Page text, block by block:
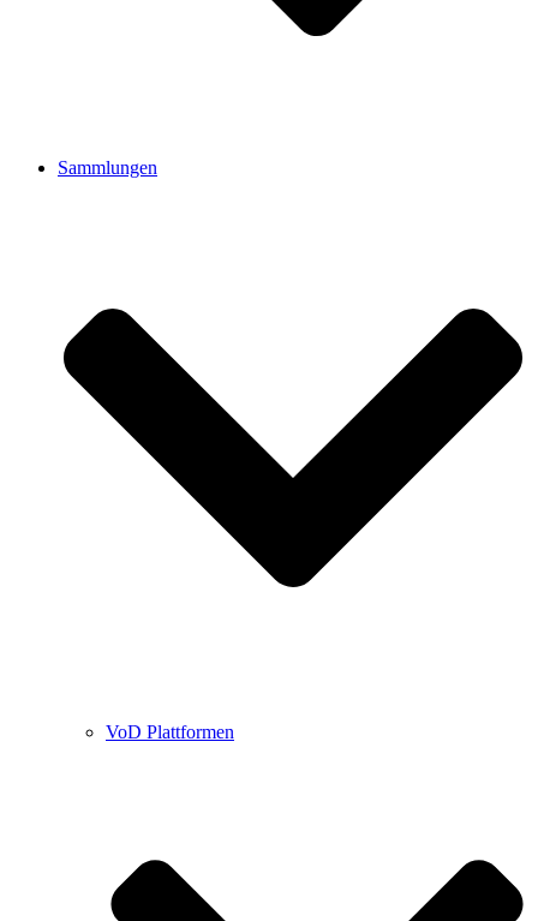
Sammlungen
VoD Plattformen